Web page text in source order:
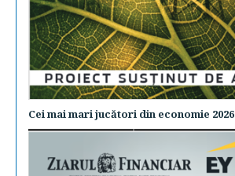
Cei mai mari jucători din economie 2026